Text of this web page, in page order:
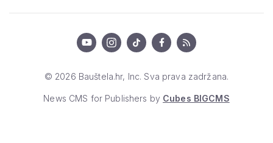
© 2026 Bauštela.hr, Inc. Sva prava zadržana.
News CMS for Publishers by Cubes BIGCMS